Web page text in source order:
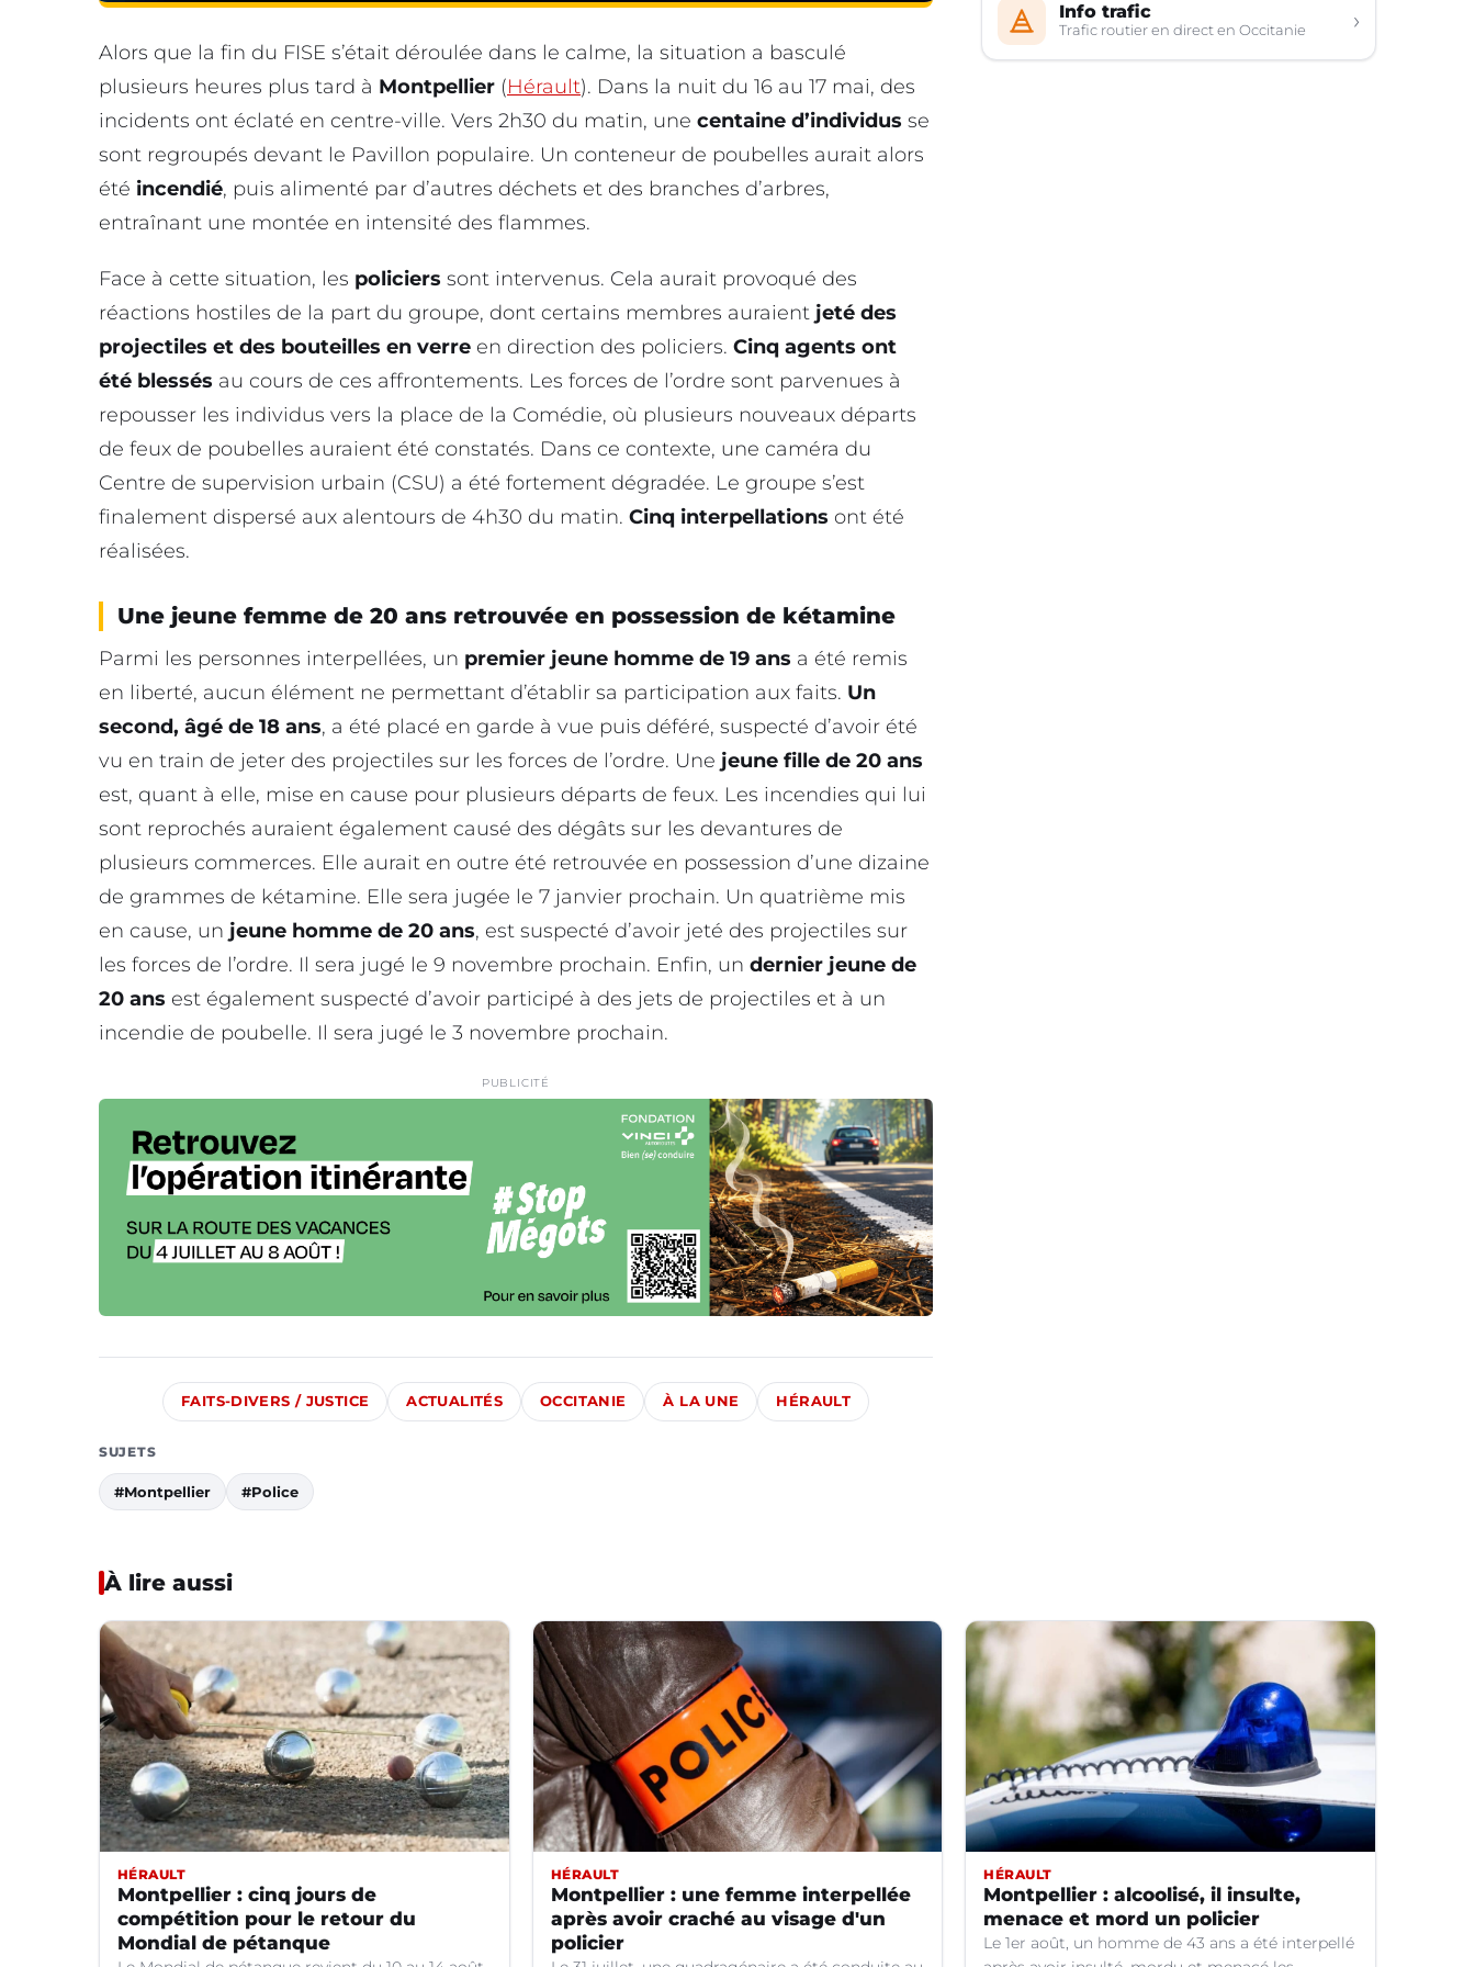
Alors que la fin du FISE s’était déroulée dans le calme, la situation a basculé
plusieurs heures plus tard à Montpellier (Hérault). Dans la nuit du 16 au 17 mai, des
incidents ont éclaté en centre-ville. Vers 2h30 du matin, une centaine d’individus se
sont regroupés devant le Pavillon populaire. Un conteneur de poubelles aurait alors
été incendié, puis alimenté par d’autres déchets et des branches d’arbres,
entraînant une montée en intensité des flammes.
Face à cette situation, les policiers sont intervenus. Cela aurait provoqué des
réactions hostiles de la part du groupe, dont certains membres auraient jeté des
projectiles et des bouteilles en verre en direction des policiers. Cinq agents ont
été blessés au cours de ces affrontements. Les forces de l’ordre sont parvenues à
repousser les individus vers la place de la Comédie, où plusieurs nouveaux départs
de feux de poubelles auraient été constatés. Dans ce contexte, une caméra du
Centre de supervision urbain (CSU) a été fortement dégradée. Le groupe s’est
finalement dispersé aux alentours de 4h30 du matin. Cinq interpellations ont été
réalisées.
Une jeune femme de 20 ans retrouvée en possession de kétamine
Parmi les personnes interpellées, un premier jeune homme de 19 ans a été remis
en liberté, aucun élément ne permettant d’établir sa participation aux faits. Un
second, âgé de 18 ans, a été placé en garde à vue puis déféré, suspecté d’avoir été
vu en train de jeter des projectiles sur les forces de l’ordre. Une jeune fille de 20 ans
est, quant à elle, mise en cause pour plusieurs départs de feux. Les incendies qui lui
sont reprochés auraient également causé des dégâts sur les devantures de
plusieurs commerces. Elle aurait en outre été retrouvée en possession d’une dizaine
de grammes de kétamine. Elle sera jugée le 7 janvier prochain. Un quatrième mis
en cause, un jeune homme de 20 ans, est suspecté d’avoir jeté des projectiles sur
les forces de l’ordre. Il sera jugé le 9 novembre prochain. Enfin, un dernier jeune de
20 ans est également suspecté d’avoir participé à des jets de projectiles et à un
incendie de poubelle. Il sera jugé le 3 novembre prochain.
PUBLICITÉ
FAITS-DIVERS / JUSTICE ACTUALITÉS OCCITANIE À LA UNE HÉRAULT
SUJETS
#Montpellier #Police
Info trafic
Trafic routier en direct en Occitanie ›
À lire aussi
HÉRAULT
Montpellier : cinq jours de
compétition pour le retour du
Mondial de pétanque
HÉRAULT
Montpellier : une femme interpellée
après avoir craché au visage d'un
policier
HÉRAULT
Montpellier : alcoolisé, il insulte,
menace et mord un policier
Le 1er août, un homme de 43 ans a été interpellé